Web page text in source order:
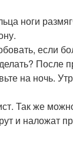
ноги
если
После
на ночь.
Так же
и наложат